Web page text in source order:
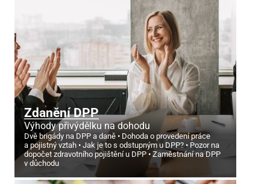
Zdanění DPP
Výhody přivýdělku na dohodu
Dvě brigády na DPP a daně
Dohoda o provedení práce
a pojistný vztah
Jak je to s odstupným u DPP?
Pozor na
dopočet zdravotního pojištění u DPP
Zaměstnání na DPP
v důchodu